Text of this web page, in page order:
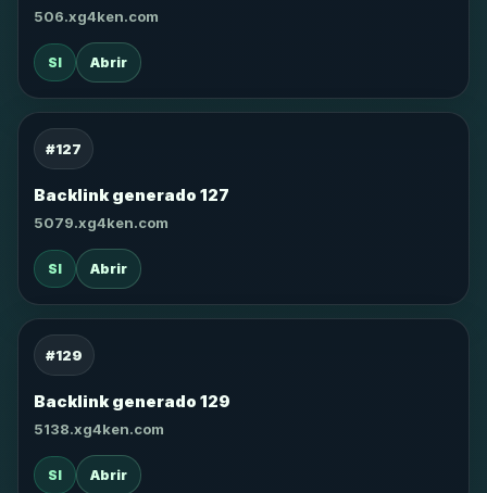
506.xg4ken.com
SI Abrir
#127
Backlink generado 127
5079.xg4ken.com
SI Abrir
#129
Backlink generado 129
5138.xg4ken.com
SI Abrir